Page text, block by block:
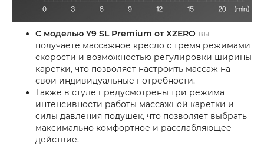
С моделью Y9 SL Premium от XZERO вы
получаете массажное кресло с тремя режимами
скорости и возможностью регулировки ширины
каретки, что позволяет настроить массаж на
свои индивидуальные потребности.
Также в стуле предусмотрены три режима
интенсивности работы массажной каретки и
силы давления подушек, что позволяет выбрать
максимально комфортное и расслабляющее
действие.